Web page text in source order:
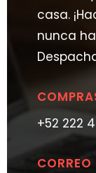
casa.
nunca
+52 222